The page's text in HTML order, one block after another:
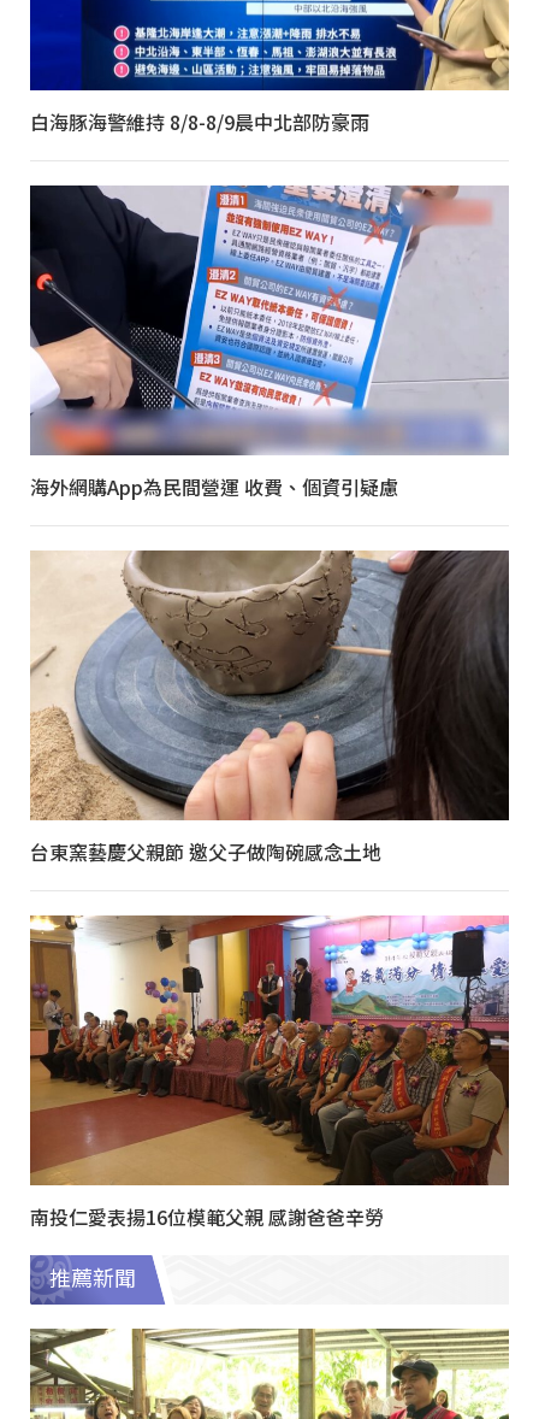
白海豚海警維持 8/8-8/9晨中北部防豪雨
海外網購App為民間營運 收費、個資引疑慮
台東窯藝慶父親節 邀父子做陶碗感念土地
南投仁愛表揚16位模範父親 感謝爸爸辛勞
推薦新聞